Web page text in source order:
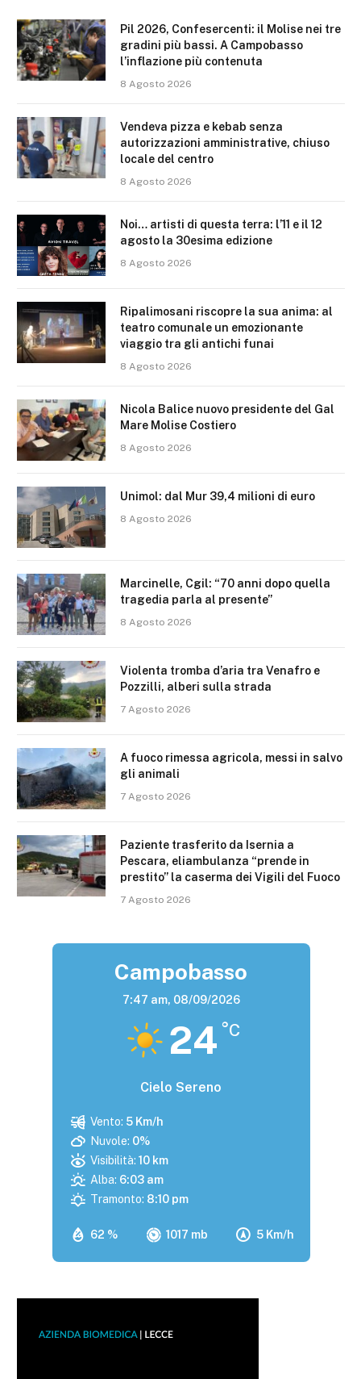
Pil 2026, Confesercenti: il Molise nei tre
gradini più bassi. A Campobasso
l’inflazione più contenuta
8 Agosto 2026
Vendeva pizza e kebab senza
autorizzazioni amministrative, chiuso
locale del centro
8 Agosto 2026
Noi… artisti di questa terra: l’11 e il 12
agosto la 30esima edizione
8 Agosto 2026
Ripalimosani riscopre la sua anima: al
teatro comunale un emozionante
viaggio tra gli antichi funai
8 Agosto 2026
Nicola Balice nuovo presidente del Gal
Mare Molise Costiero
8 Agosto 2026
Unimol: dal Mur 39,4 milioni di euro
8 Agosto 2026
Marcinelle, Cgil: “70 anni dopo quella
tragedia parla al presente”
8 Agosto 2026
Violenta tromba d’aria tra Venafro e
Pozzilli, alberi sulla strada
7 Agosto 2026
A fuoco rimessa agricola, messi in salvo
gli animali
7 Agosto 2026
Paziente trasferito da Isernia a
Pescara, eliambulanza “prende in
prestito” la caserma dei Vigili del Fuoco
7 Agosto 2026
Campobasso
7:47 am, 08/09/2026
24 °C
Cielo Sereno
62 % 1017 mb 5 Km/h
Vento: 5 Km/h
Nuvole: 0%
Visibilità: 10 km
Alba: 6:03 am
Tramonto: 8:10 pm